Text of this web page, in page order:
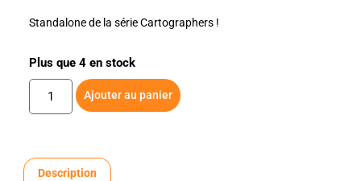
Standalone de la série Cartographers !
Plus que 4 en stock
Ajouter au panier
Description